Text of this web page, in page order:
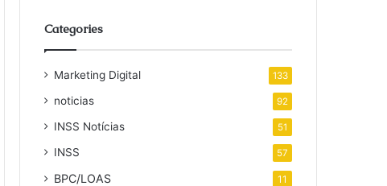
Categories
Marketing Digital 133
noticias 92
INSS Notícias 51
INSS 57
BPC/LOAS 11